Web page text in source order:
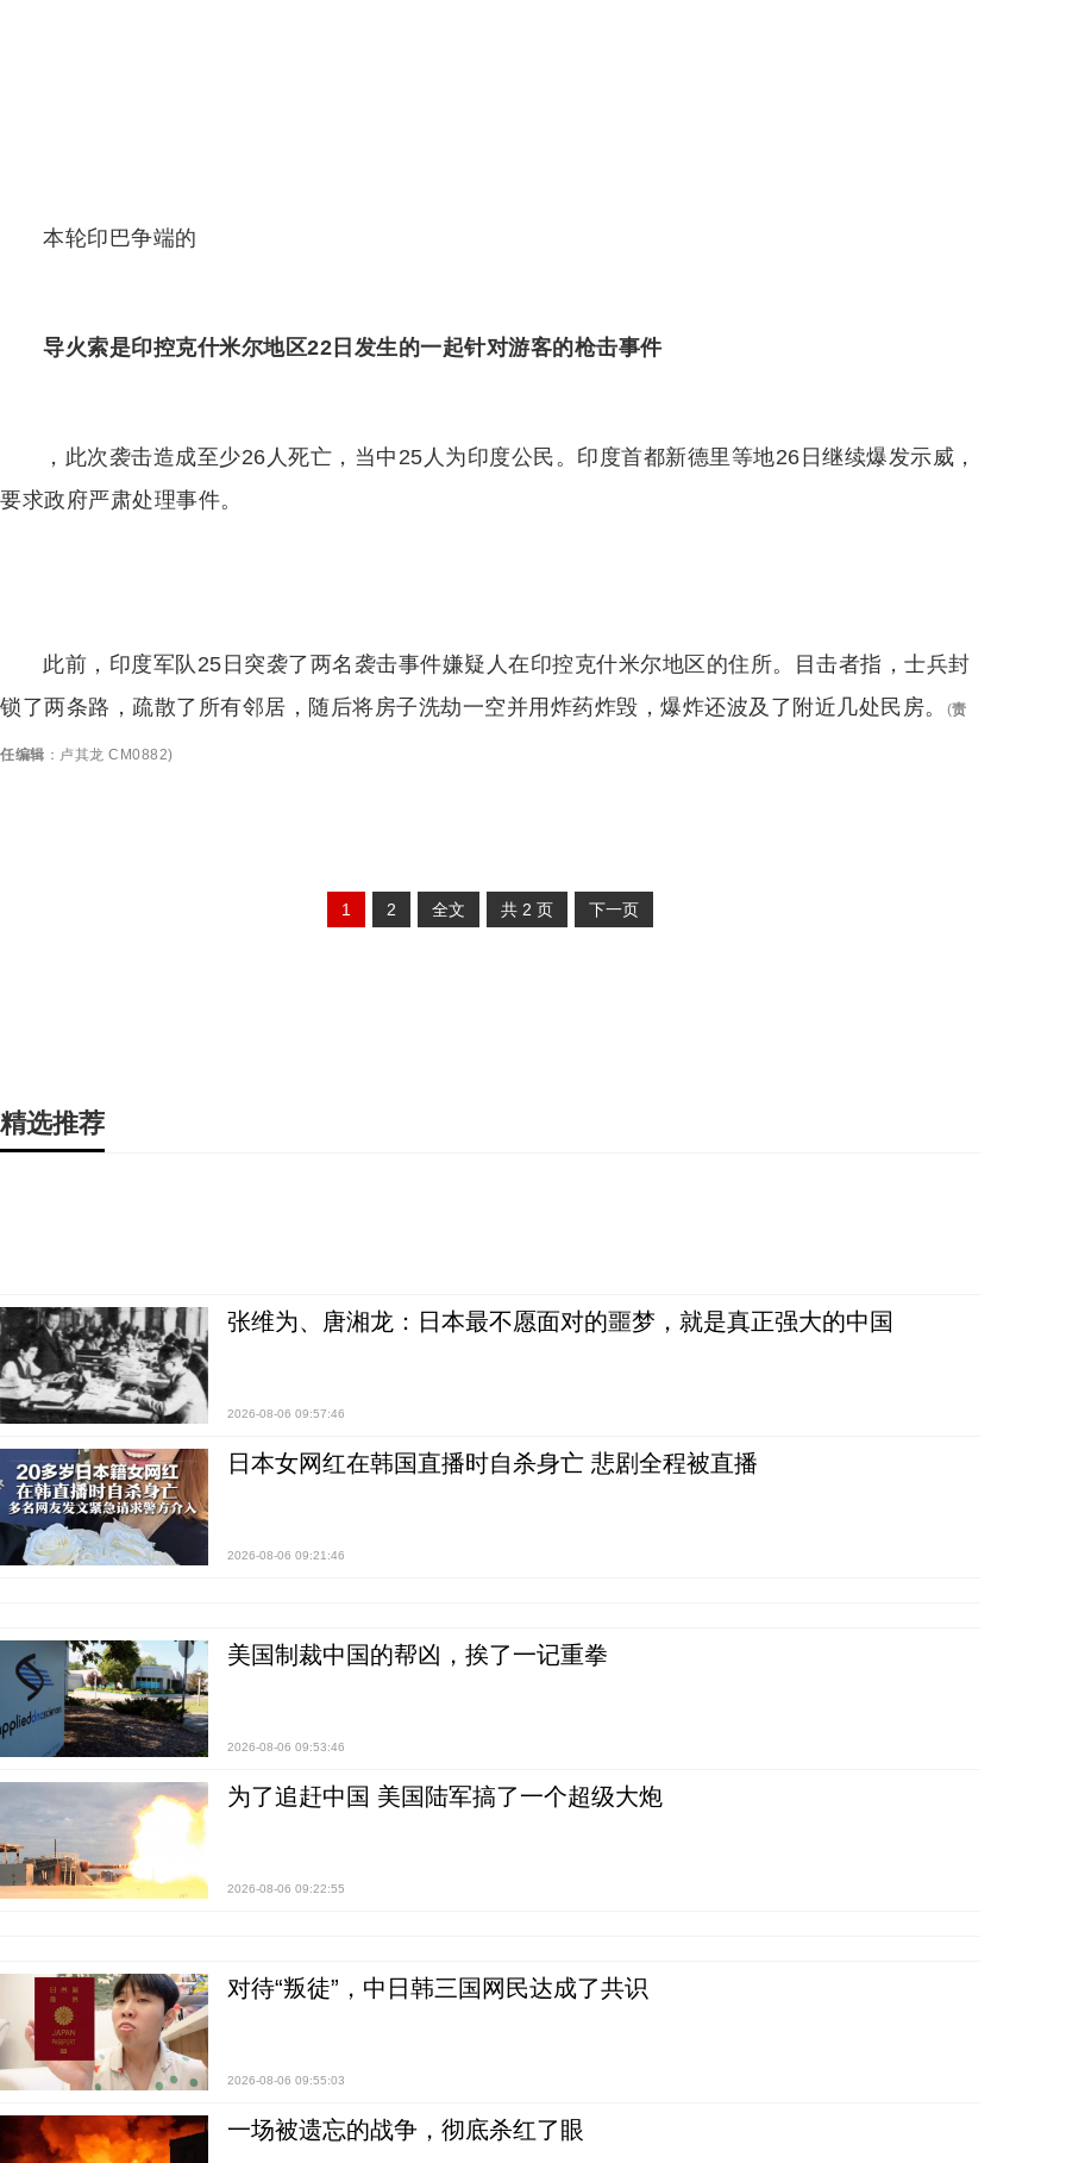
本轮印巴争端的
导火索是印控克什米尔地区22日发生的一起针对游客的枪击事件
，此次袭击造成至少26人死亡，当中25人为印度公民。印度首都新德里等地26日继续爆发示威，
要求政府严肃处理事件。
此前，印度军队25日突袭了两名袭击事件嫌疑人在印控克什米尔地区的住所。目击者指，士兵封
锁了两条路，疏散了所有邻居，随后将房子洗劫一空并用炸药炸毁，爆炸还波及了附近几处民房。
(责
任编辑 ： 卢其龙 CM0882)
1 2 全文 共 2 页 下一页
精选推荐
张维为、唐湘龙：日本最不愿面对的噩梦，就是真正强大的中国
2026-08-06 09:57:46
日本女网红在韩国直播时自杀身亡 悲剧全程被直播
2026-08-06 09:21:46
美国制裁中国的帮凶，挨了一记重拳
2026-08-06 09:53:46
为了追赶中国 美国陆军搞了一个超级大炮
2026-08-06 09:22:55
对待“叛徒”，中日韩三国网民达成了共识
2026-08-06 09:55:03
一场被遗忘的战争，彻底杀红了眼